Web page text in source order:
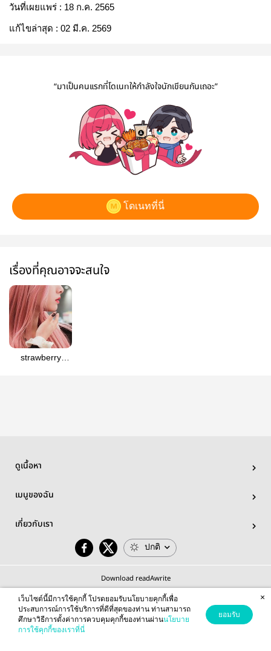
วันที่เผยแพร่ : 18 ก.ค. 2565
แก้ไขล่าสุด : 02 มี.ค. 2569
“มาเป็นคนแรกที่โดเนทให้กำลังใจนักเขียนกันเถอะ”
โดเนทที่นี่
เรื่องที่คุณอาจจะสนใจ
strawberry
ดูเนื้อหา
เมนูของฉัน
เกี่ยวกับเรา
ปกติ
Download readAwrite
© 2026 readAwrite.com by MEB Corporation Public Company Limited
This site is protected by reCAPTCHA and the Google
เว็บไซต์นี้มีการใช้คุกกี้ โปรดยอมรับนโยบายคุกกี้เพื่อ
ประสบการณ์การใช้บริการที่ดีที่สุดของท่าน ท่านสามารถ
ศึกษาวิธีการตั้งค่าการควบคุมคุกกี้ของท่านผ่านนโยบาย
การใช้คุกกี้ของเราที่นี่
ยอมรับ
×